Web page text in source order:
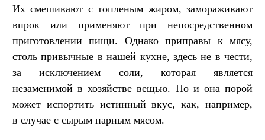
Их смешивают с топленым жиром, замораживают
впрок или применяют при непосредственном
приготовлении пищи. Однако приправы к мясу,
столь привычные в нашей кухне, здесь не в чести,
за исключением соли, которая является
незаменимой в хозяйстве вещью. Но и она порой
может испортить истинный вкус, как, например,
в случае с сырым парным мясом.